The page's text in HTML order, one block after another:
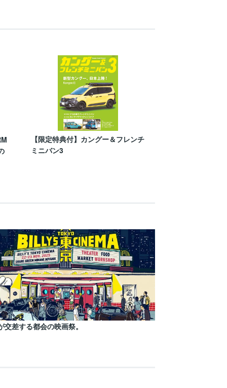
【限定特典付】カングー＆フレンチ
ミニバン3
交差する都会の映画祭。